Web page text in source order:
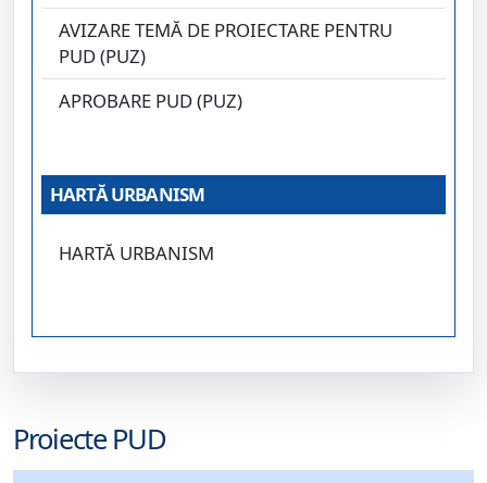
AVIZARE TEMĂ DE PROIECTARE PENTRU
PUD (PUZ)
APROBARE PUD (PUZ)
HARTĂ URBANISM
HARTĂ URBANISM
Proiecte PUD